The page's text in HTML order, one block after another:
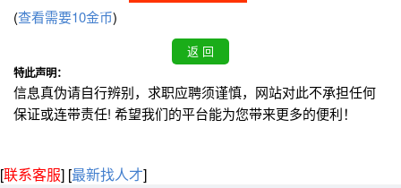
(查看需要10金币)
特此声明：
信息真伪请自行辨别，求职应聘须谨慎，网站对此不承担任何
保证或连带责任! 希望我们的平台能为您带来更多的便利！
[联系客服] [最新找人才]